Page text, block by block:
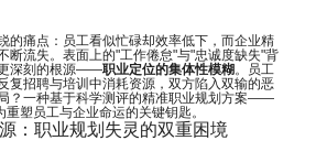
的痛点：员工看似忙碌却效率低下，而企业精
断流失。表面上的"工作倦怠"与"忠诚度缺失"背
更深刻的根源——职业定位的集体性模糊。员工
复招聘与培训中消耗资源，双方陷入双输的恶
？一种基于科学测评的精准职业规划方案——
塑员工与企业命运的关键钥匙。
：职业规划失灵的双重困境